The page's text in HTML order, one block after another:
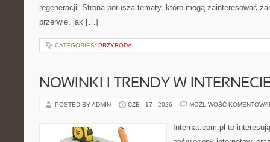
regeneracji. Strona porusza tematy, które mogą zainteresować
przerwie, jak […]
CATEGORIES: PRZYRODA
NOWINKI I TRENDY W
POSTED BY ADMIN CZE - 17 - 2026 MOŻLIWOŚĆ
Internat.com.pl to